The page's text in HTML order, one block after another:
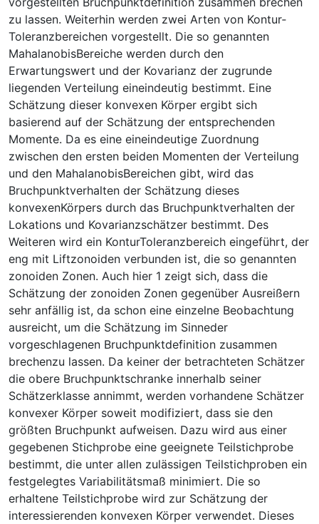
zu lassen. Weiterhin werden zwei Arten von Kontur­
Toleranzbereichen vorgestellt. Die so genannten
Mahalanobis­Bereiche werden durch den
Erwartungswert und der Kovarianz der zugrunde
liegenden Verteilung eineindeutig bestimmt. Eine
Schätzung dieser konvexen Körper ergibt sich
basierend auf der Schätzung der entsprechenden
Momente. Da es eine eineindeutige Zuordnung
zwischen den ersten beiden Momenten der Verteilung
und den Mahalanobis­Bereichen gibt, wird das
Bruchpunktverhalten der Schätzung dieses
konvexenKörpers durch das Bruchpunktverhalten der
Lokations­ und Kovarianzschätzer bestimmt. Des
Weiteren wird ein Kontur­Toleranzbereich eingeführt, der
eng mit Liftzonoiden verbunden ist, die so genannten
zonoiden Zonen. Auch hier 1 zeigt sich, dass die
Schätzung der zonoiden Zonen gegenüber Ausreißern
sehr anfällig ist, da schon eine einzelne Beobachtung
ausreicht, um die Schätzung im Sinneder
vorgeschlagenen Bruchpunktdefinition zusammen
brechenzu lassen. Da keiner der betrachteten Schätzer
die obere Bruchpunktschranke innerhalb seiner
Schätzerklasse annimmt, werden vorhandene Schätzer
konvexer Körper soweit modifiziert, dass sie den
größten Bruchpunkt aufweisen. Dazu wird aus einer
gegebenen Stichprobe eine geeignete Teilstichprobe
bestimmt, die unter allen zulässigen Teilstichproben ein
festgelegtes Variabilitätsmaß minimiert. Die so
erhaltene Teilstichprobe wird zur Schätzung der
interessierenden konvexen Körper verwendet. Dieses